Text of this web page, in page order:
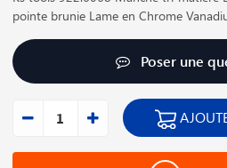
pointe brunie Lame en Chrome
Poser une